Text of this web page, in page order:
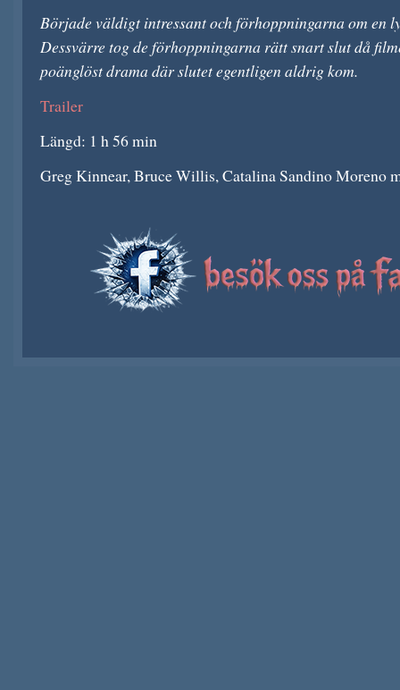
Började väldigt intressant och förhoppningarna om en
Dessvärre tog de förhoppningarna rätt snart slut då
poänglöst drama där slutet egentligen aldrig kom.
Trailer
Längd: 1 h 56 min
Greg Kinnear, Bruce Willis, Catalina Sandino Moreno